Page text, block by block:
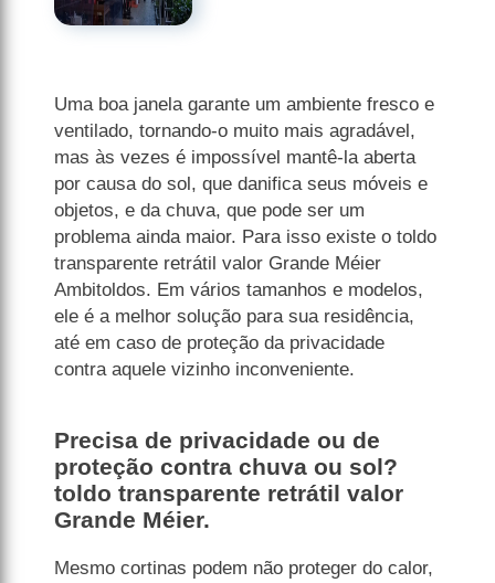
Uma boa janela garante um ambiente fresco e
ventilado, tornando-o muito mais agradável,
mas às vezes é impossível mantê-la aberta
por causa do sol, que danifica seus móveis e
objetos, e da chuva, que pode ser um
problema ainda maior. Para isso existe o toldo
transparente retrátil valor Grande Méier
Ambitoldos. Em vários tamanhos e modelos,
ele é a melhor solução para sua residência,
até em caso de proteção da privacidade
contra aquele vizinho inconveniente.
Precisa de privacidade ou de
proteção contra chuva ou sol?
toldo transparente retrátil valor
Grande Méier.
Mesmo cortinas podem não proteger do calor,